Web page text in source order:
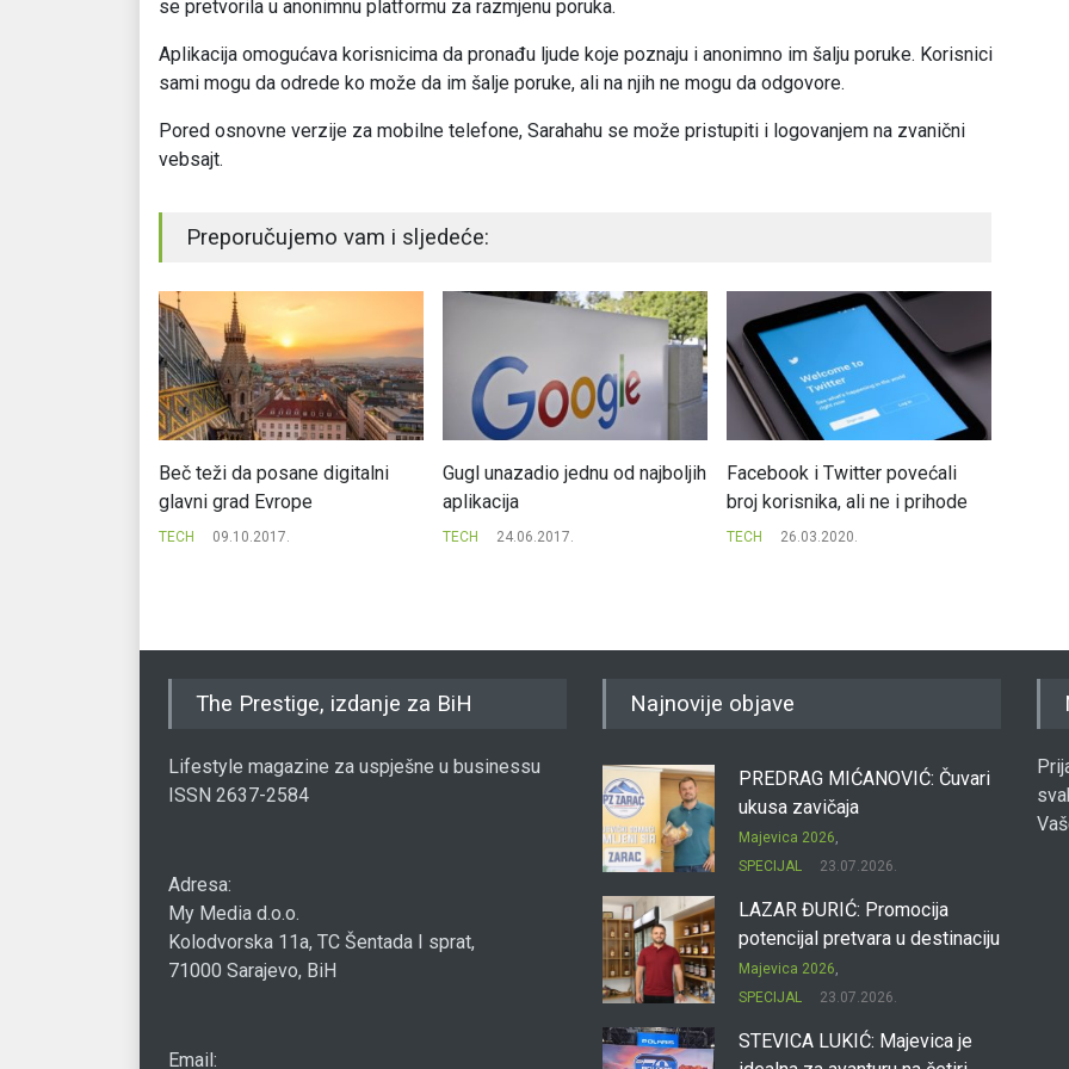
se pretvorila u anonimnu platformu za razmjenu poruka.
Aplikacija omogućava korisnicima da pronađu ljude koje poznaju i anonimno im šalju poruke. Korisnici
sami mogu da odrede ko može da im šalje poruke, ali na njih ne mogu da odgovore.
Pored osnovne verzije za mobilne telefone, Sarahahu se može pristupiti i logovanjem na zvanični
vebsajt.
Preporučujemo vam i sljedeće:
Beč teži da posane digitalni
glavni grad Evrope
TECH 09.10.2017.
Gugl unazadio jednu od najboljih
aplikacija
TECH 24.06.2017.
Facebook i Twitter povećali
broj korisnika, ali ne i prihode
TECH 26.03.2020.
The Prestige, izdanje za BiH
Lifestyle magazine za uspješne u businessu
ISSN 2637-2584
Adresa:
My Media d.o.o.
Kolodvorska 11a, TC Šentada I sprat,
71000 Sarajevo, BiH
Email:
Najnovije objave
PREDRAG MIĆANOVIĆ: Čuvari
ukusa zavičaja
Majevica 2026
SPECIJAL
23.07.2026.
LAZAR ĐURIĆ: Promocija
potencijal pretvara u destinaciju
Majevica 2026
SPECIJAL
23.07.2026.
STEVICA LUKIĆ: Majevica je